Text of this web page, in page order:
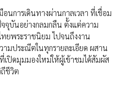
นการเดินทางผ่านกาลเวลา ที่เชื่อม
จุบันอย่างกลมกลืน ตั้งแต่ความ
ทยพระราชนิยม ไปจนถึงงาน
มประณีตในทุกรายละเอียด ผสาน
เปิดมุมมองใหม่ให้ผู้เข้าชมได้สัมผัส
ชีวิต